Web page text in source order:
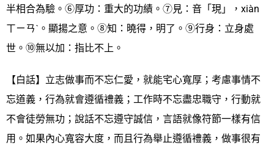
半相合為驗。⑥厚功：重大的功績。⑦見：音「現」，xiàn
ㄒㄧㄢˋ。顯揚之意。⑧知：曉得，明了。⑨行身：立身處
世。⑩無以加：指比不上。
【白話】立志做事而不忘仁愛，就能宅心寬厚；考慮事情不
忘道義，行為就會遵循禮義；工作時不忘盡忠職守，行動就
不會徒勞無功；說話不忘遵守誠信，言語就像符節一樣有信
用。如果內心寬容大度，而且行為舉止遵循禮義，做事很有